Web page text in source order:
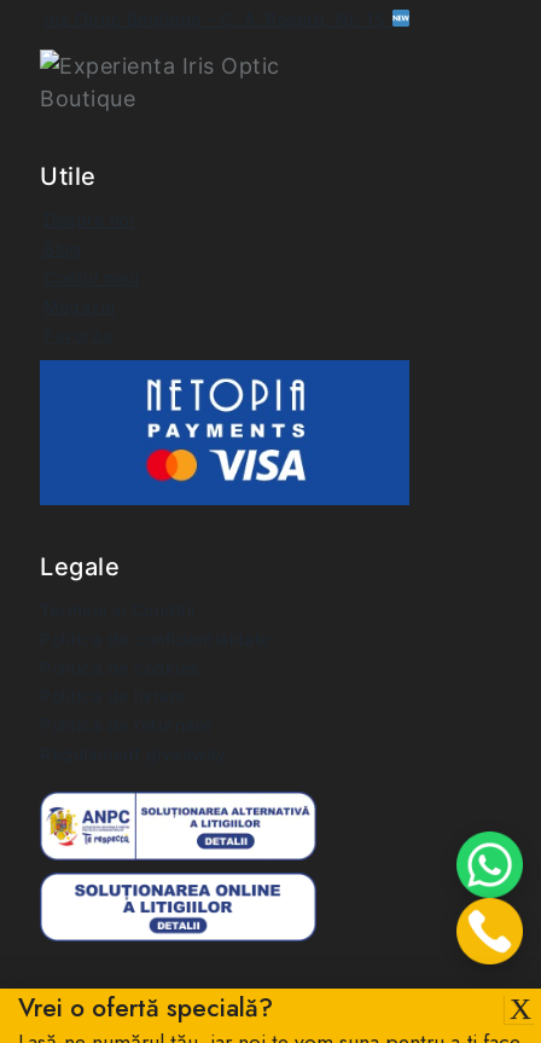
Utile
Legale
Vrei o ofertă specială?